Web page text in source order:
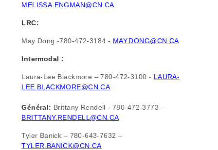
MELISSA.ENGMAN@CN.CA
LRC:
May Dong -780-472-3184 - MAY.DONG@CN.CA
Intermodal :
Laura-Lee Blackmore – 780-472-3100 - LAURA-
LEE.BLACKMORE@CN.CA
Général: Brittany Rendell - 780-472-3773 –
BRITTANY.RENDELL@CN.CA
Tyler Banick – 780-643-7632 –
TYLER.BANICK@CN.CA